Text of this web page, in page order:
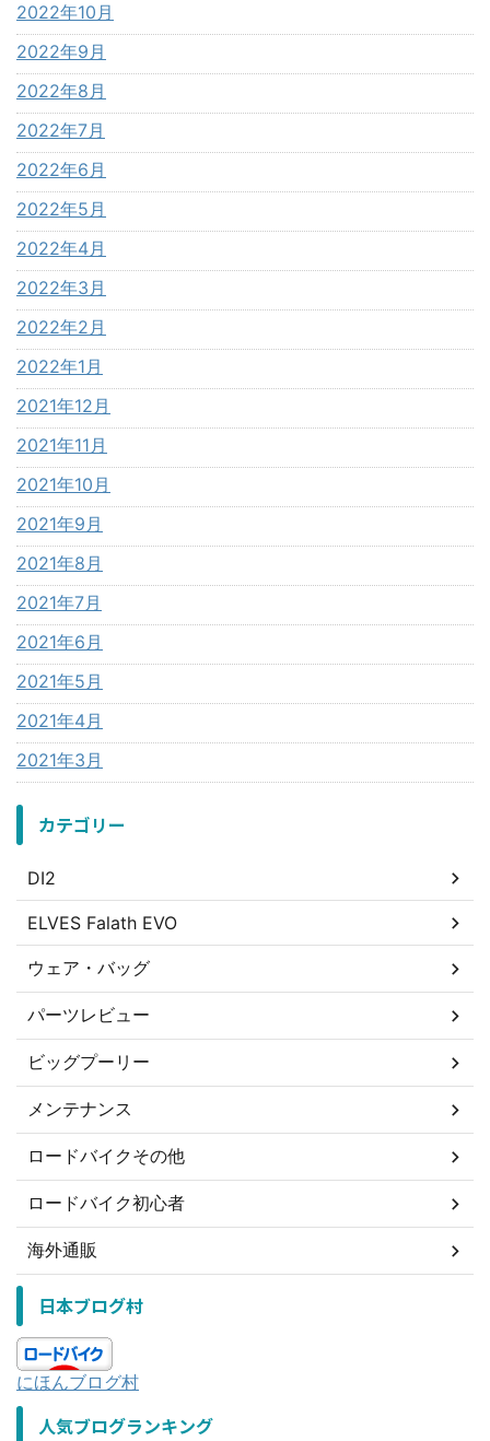
2022年10月
2022年9月
2022年8月
2022年7月
2022年6月
2022年5月
2022年4月
2022年3月
2022年2月
2022年1月
2021年12月
2021年11月
2021年10月
2021年9月
2021年8月
2021年7月
2021年6月
2021年5月
2021年4月
2021年3月
カテゴリー
DI2
ELVES Falath EVO
ウェア・バッグ
パーツレビュー
ビッグプーリー
メンテナンス
ロードバイクその他
ロードバイク初心者
海外通販
日本ブログ村
にほんブログ村
人気ブログランキング